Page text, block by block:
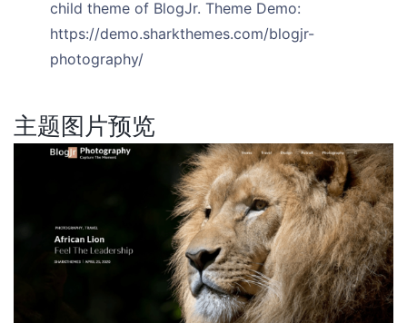
child theme of BlogJr. Theme Demo:
https://demo.sharkthemes.com/blogjr-
photography/
主题图片预览